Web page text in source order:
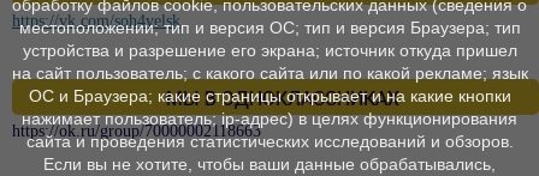
https://vk.com/soh4velsk
МЫ В ОДНОКЛАССНИКАХ
https://ok.ru/group/70000002118663
обработку файлов cookie, пользовательских данных (сведения о
местоположении; тип и версия ОС; тип и версия Браузера; тип
устройства и разрешение его экрана; источник откуда пришел
на сайт пользователь; с какого сайта или по какой рекламе; язык
ОС и Браузера; какие страницы открывает и на какие кнопки
нажимает пользователь; ip-адрес) в целях функционирования
сайта и проведения статистических исследований и обзоров.
Если вы не хотите, чтобы ваши данные обрабатывались,